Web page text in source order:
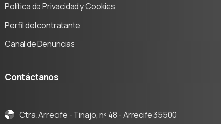
Política de Privacidad y Cookies
Perfil del contratante
Canal de Denuncias
Contáctanos
Ctra. Arrecife - Tinajo, nº 48 - Arrecife 35500